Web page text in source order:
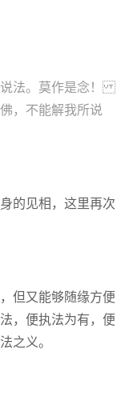
说法。莫作是念！
，不能解我所说
的见相，这里再次
但又能够随缘方便
，便执法为有，便
之义。